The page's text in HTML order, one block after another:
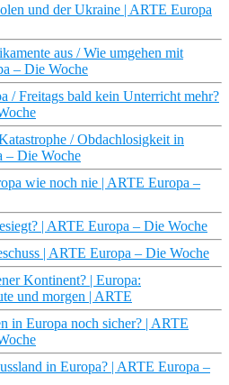
und der Ukraine | ARTE Europa
aus / Wie umgehen mit
– Die Woche
/ Freitags bald kein Unterricht mehr?
/ Obdachlosigkeit in
– Die Woche
wie noch nie | ARTE Europa –
| ARTE Europa – Die Woche
| ARTE Europa – Die Woche
Kontinent? | Europa:
und morgen | ARTE
in Europa noch sicher? | ARTE
in Europa? | ARTE Europa –